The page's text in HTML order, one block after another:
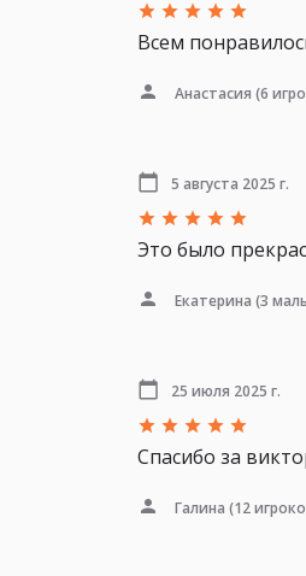
Всем
Анастасия (6
5 августа 2025 г.
Это было
Екатерина (3
25 июля 2025 г.
Спасибо за
Галина (12